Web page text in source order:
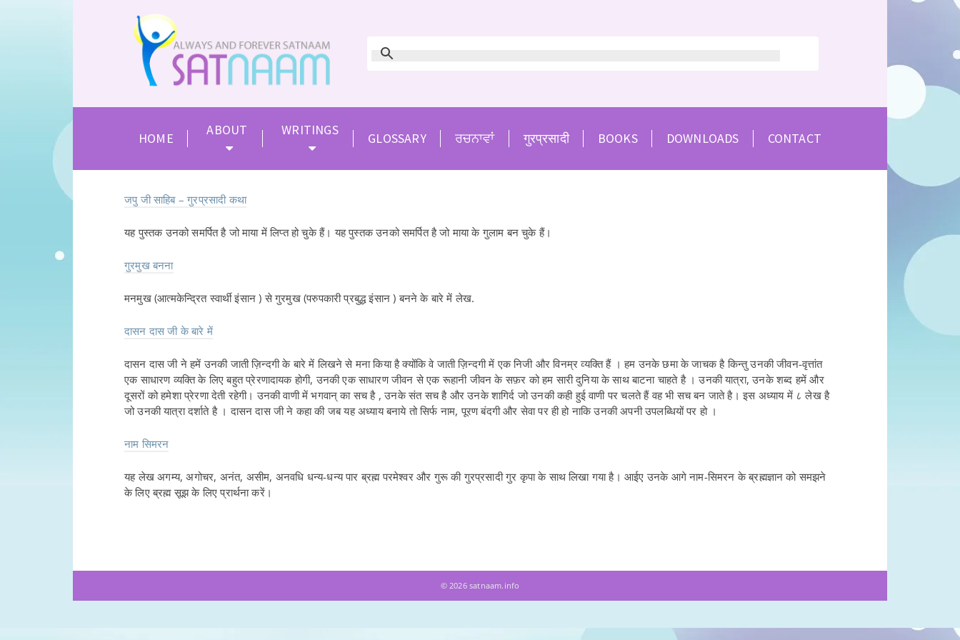
HOME
ABOUT WRITINGS
GLOSSARY ਰਚਨਾਵਾਂ गुरप्रसादी BOOKS DOWNLOADS CONTACT
जपु जी साहिब – गुरप्रसादी कथा
यह पुस्तक उनको समर्पित है जो माया में लिप्त हो चुके हैं। यह पुस्तक उनको समर्पित है जो माया के गुलाम बन चुके हैं।
गुरमुख बनना
मनमुख (आत्मकेन्द्रित स्वार्थी इंसान ) से गुरमुख (परुपकारी प्रबुद्ध इंसान ) बनने के बारे में लेख.
दासन दास जी के बारे में
दासन दास जी ने हमें उनकी जाती ज़िन्दगी के बारे में लिखने से मना किया है क्योंकि वे जाती ज़िन्दगी में एक निजी और विनम्र व्यक्ति हैं । हम उनके छमा के जाचक है किन्तु उनकी जीवन-वृत्तांत
एक साधारण व्यक्ति के लिए बहुत प्रेरणादायक होगी, उनकी एक साधारण जीवन से एक रूहानी जीवन के सफ़र को हम सारी दुनिया के साथ बाटना चाहते है । उनकी यात्रा, उनके शब्द हमें और
दूसरों को हमेशा प्रेरणा देती रहेगी। उनकी वाणी में भगवान् का सच है , उनके संत सच है और उनके शागिर्द जो उनकी कही हुई वाणी पर चलते हैं वह भी सच बन जाते है। इस अध्याय में ८ लेख है
जो उनकी यात्रा दर्शाते है । दासन दास जी ने कहा की जब यह अध्याय बनाये तो सिर्फ नाम, पूरण बंदगी और सेवा पर ही हो नाकि उनकी अपनी उपलब्धियों पर हो ।
नाम सिमरन
यह लेख अगम्य, अगोचर, अनंत, असीम, अनवधि धन्य-धन्य पार ब्रह्म परमेश्वर और गुरू की गुरप्रसादी गुर कृपा के साथ लिखा गया है। आईए उनके आगे नाम-सिमरन के ब्रह्मज्ञान को समझने
के लिए ब्रह्म सूझ के लिए प्रार्थना करें।
© 2026 satnaam.info